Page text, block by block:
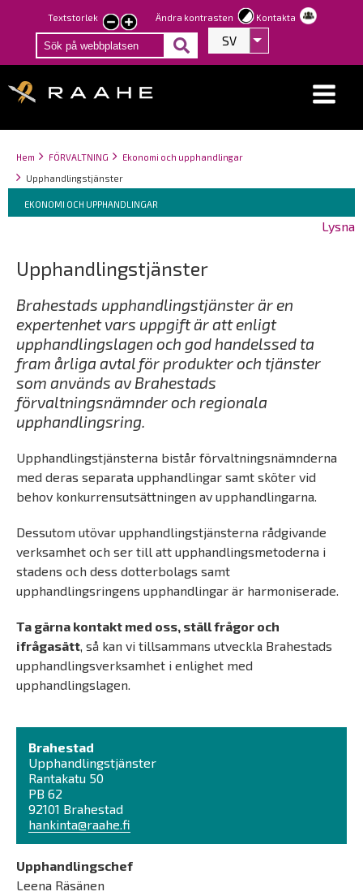
Hoppa
till
huvudinnehåll
Textstorlek
smaller
text
larger
text
Ändra kontrasten Kontakta
SV Visa fler åtgärder
Länkstigar
You
are
Hem FÖRVALTNING
Ekonomi och upphandlingar
Upphandlingstjänster
Breadcrumbs
You
are
EKONOMI OCH UPPHANDLINGAR
Lysna
Upphandlingstjänster
Brahestads upphandlingstjänster är en
expertenhet vars uppgift är att enligt
upphandlingslagen och god handelssed ta
fram årliga avtal för produkter och tjänster
som används av Brahestads
förvaltningsnämnder och regionala
upphandlingsring.
Upphandlingstjänsterna bistår förvaltningsnämnderna
med deras separata upphandlingar samt sköter vid
behov konkurrensutsättningen av upphandlingarna.
Dessutom utövar upphandlingstjänsterna rådgivande
verksamhet och ser till att upphandlingsmetoderna i
stadens och dess dotterbolags samt
upphandlingsringens upphandlingar är harmoniserade.
Ta gärna kontakt med oss, ställ frågor och
ifrågasätt, så kan vi tillsammans utveckla Brahestads
upphandlingsverksamhet i enlighet med
upphandlingslagen.
Brahestad
Upphandlingstjänster
Rantakatu 50
PB 62
92101 Brahestad
hankinta@raahe.fi
Upphandlingschef
Leena Räsänen